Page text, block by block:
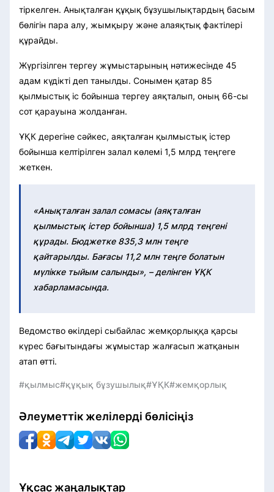
тіркелген. Анықталған құқық бұзушылықтардың басым
бөлігін пара алу, жымқыру және алаяқтық фактілері
құрайды.
Жүргізілген тергеу жұмыстарының нәтижесінде 45
адам күдікті деп танылды. Сонымен қатар 85
қылмыстық іс бойынша тергеу аяқталып, оның 66-сы
сот қарауына жолданған.
ҰҚК дерегіне сәйкес, аяқталған қылмыстық істер
бойынша келтірілген залал көлемі 1,5 млрд теңгеге
жеткен.
«Анықталған залал сомасы (аяқталған
қылмыстық істер бойынша) 1,5 млрд теңгені
құрады. Бюджетке 835,3 млн теңге
қайтарылды. Бағасы 11,2 млн теңге болатын
мүлікке тыйым салынды», – делінген ҰҚК
хабарламасында.
Ведомство өкілдері сыбайлас жемқорлыққа қарсы
күрес бағытындағы жұмыстар жалғасып жатқанын
атап өтті.
#қылмыс#құқық бұзушылық#ҰҚК#жемқорлық
Әлеуметтік желілерді бөлісіңіз
Ұқсас жаңалықтар